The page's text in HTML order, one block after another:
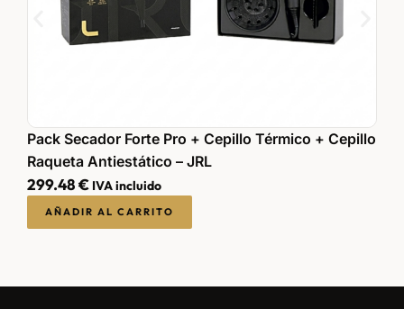
Pack Secador Forte Pro + Cepillo Térmico + Cepillo
Raqueta Antiestático – JRL
299.48€ IVA incluido
AÑADIR AL CARRITO